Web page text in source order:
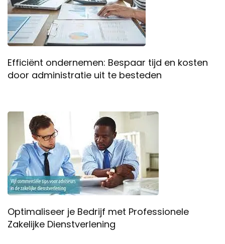
Efficiënt ondernemen: Bespaar tijd en kosten
door administratie uit te besteden
Optimaliseer je Bedrijf met Professionele
Zakelijke Dienstverlening